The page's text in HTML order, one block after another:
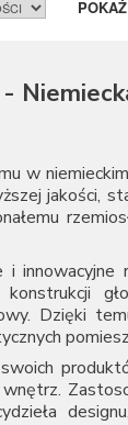
POKAŻ
w
jakości,
Dzięki